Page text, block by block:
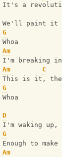
It's a
We'll paint
G
Whoa
Am
I'm breaking
Am
C
This is it, the
G
Whoa
D
I'm waking
G
Enough to
Am